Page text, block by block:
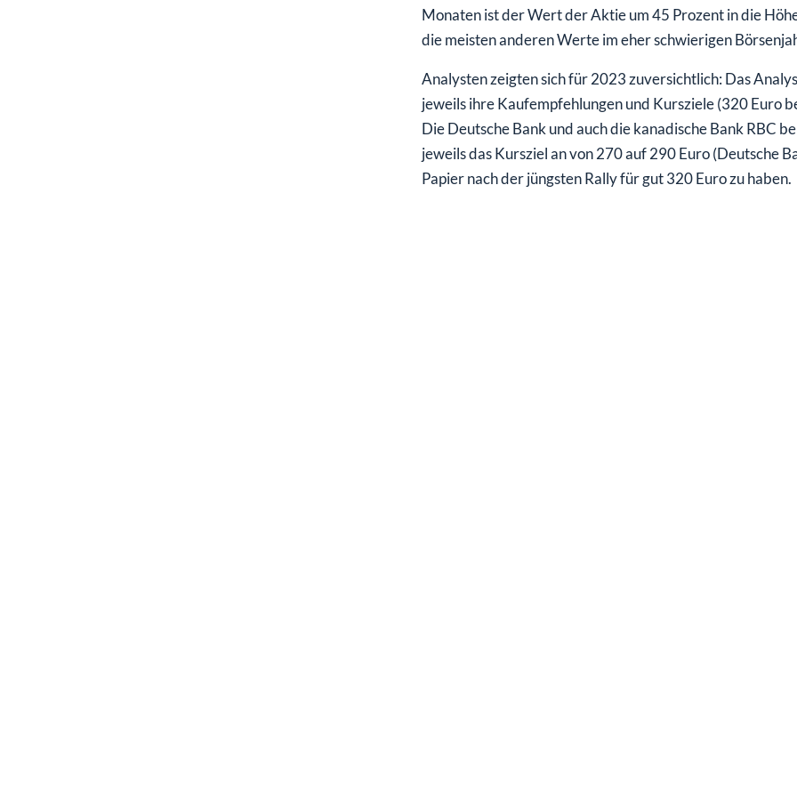
Monaten ist der Wert der Aktie um 45 Prozent in die
die meisten anderen Werte im eher schwierigen
Analysten zeigten sich für 2023 zuversichtlich: Das
jeweils ihre Kaufempfehlungen und Kursziele (320 Euro
Die Deutsche Bank und auch die kanadische Bank RBC
jeweils das Kursziel an von 270 auf 290 Euro (Deutsche
Papier nach der jüngsten Rally für gut 320 Euro zu haben.